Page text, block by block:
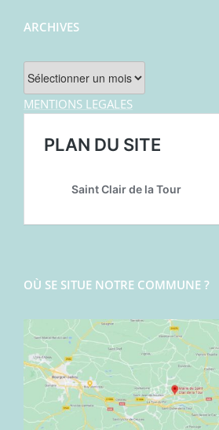
ARCHIVES
Archives
MENTIONS LEGALES
OÙ SE SITUE NOTRE COMMUNE ?